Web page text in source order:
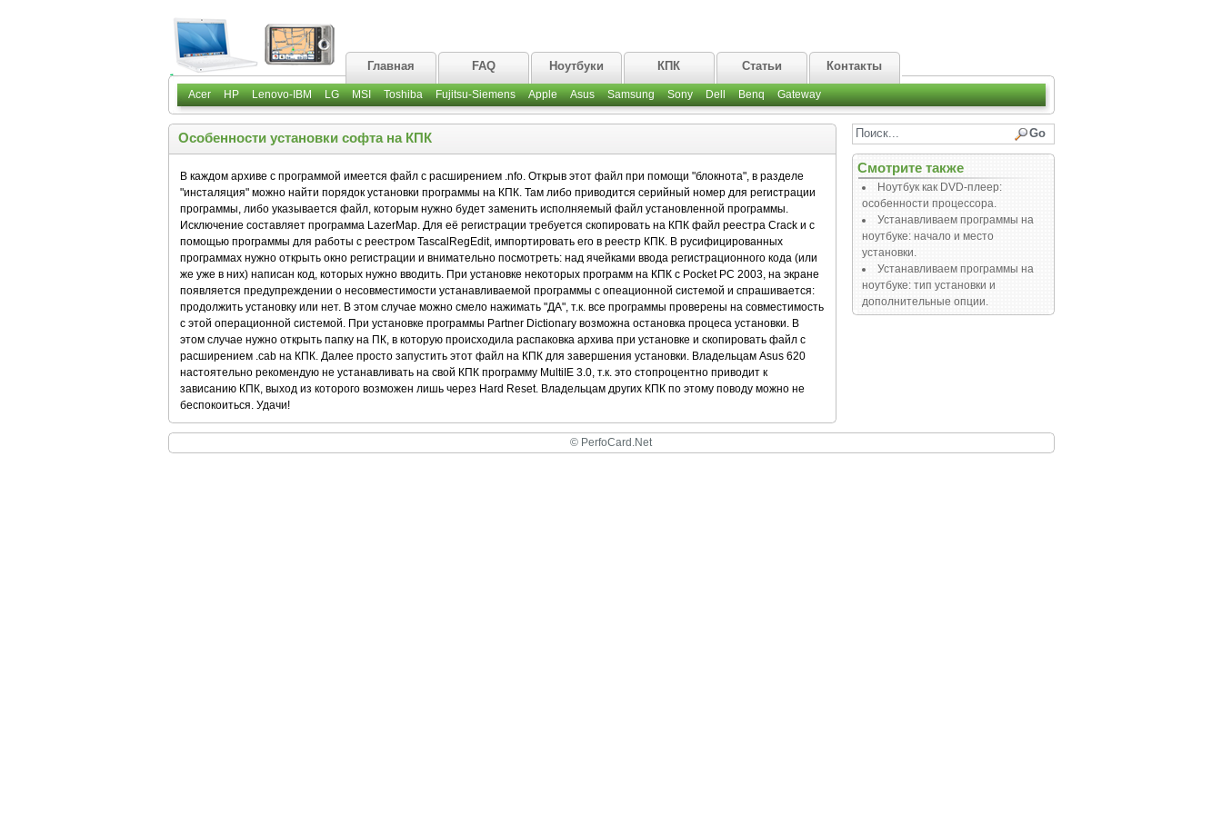
Главная FAQ Ноутбуки КПК Статьи Контакты
Acer HP Lenovo-IBM LG MSI Toshiba Fujitsu-Siemens Apple Asus Samsung Sony Dell Benq Gateway
Особенности установки софта на КПК
В каждом архиве с программой имеется файл с расширением .nfo. Открыв этот файл при помощи "блокнота", в разделе
"инсталяция" можно найти порядок установки программы на КПК. Там либо приводится серийный номер для регистрации
программы, либо указывается файл, которым нужно будет заменить исполняемый файл установленной программы.
Исключение составляет программа LazerMap. Для её регистрации требуется скопировать на КПК файл реестра Crack и с
помощью программы для работы с реестром TascalRegEdit, импортировать его в реестр КПК. В русифицированных
программах нужно открыть окно регистрации и внимательно посмотреть: над ячейками ввода регистрационного кода (или
же уже в них) написан код, которых нужно вводить. При установке некоторых программ на КПК с Pocket PC 2003, на экране
появляется предупреждении о несовместимости устанавливаемой программы с опеационной системой и спрашивается:
продолжить установку или нет. В этом случае можно смело нажимать "ДА", т.к. все программы проверены на совместимость
с этой операционной системой. При установке программы Partner Dictionary возможна остановка процеса установки. В
этом случае нужно открыть папку на ПК, в которую происходила распаковка архива при установке и скопировать файл с
расширением .cab на КПК. Далее просто запустить этот файл на КПК для завершения установки. Владельцам Asus 620
настоятельно рекомендую не устанавливать на свой КПК программу MultiIE 3.0, т.к. это стопроцентно приводит к
зависанию КПК, выход из которого возможен лишь через Hard Reset. Владельцам других КПК по этому поводу можно не
беспокоиться. Удачи!
Смотрите также
Ноутбук как DVD-плеер:
особенности процессора.
Устанавливаем программы на
ноутбуке: начало и место
установки.
Устанавливаем программы на
ноутбуке: тип установки и
дополнительные опции.
© PerfoCard.Net